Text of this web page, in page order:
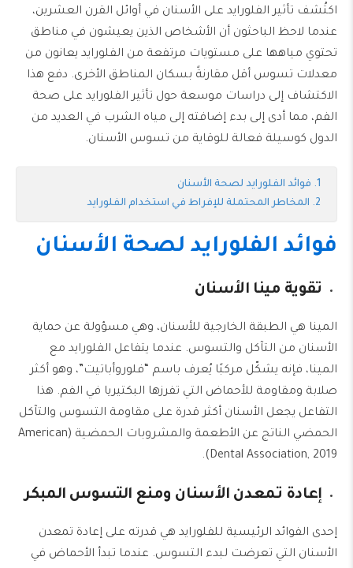
اكتُشف تأثير الفلورايد على الأسنان في أوائل القرن العشرين،
عندما لاحظ الباحثون أن الأشخاص الذين يعيشون في مناطق
تحتوي مياهها على مستويات مرتفعة من الفلورايد يعانون من
معدلات تسوس أقل مقارنةً بسكان المناطق الأخرى. دفع هذا
الاكتشاف إلى دراسات موسعة حول تأثير الفلورايد على صحة
الفم، مما أدى إلى بدء إضافته إلى مياه الشرب في العديد من
الدول كوسيلة فعالة للوقاية من تسوس الأسنان.
فوائد الفلورايد لصحة الأسنان
المخاطر المحتملة للإفراط في استخدام الفلورايد
فوائد الفلورايد لصحة الأسنان
تقوية مينا الأسنان
المينا هي الطبقة الخارجية للأسنان، وهي مسؤولة عن حماية
الأسنان من التآكل والتسوس. عندما يتفاعل الفلورايد مع
المينا، فإنه يشكّل مركبًا يُعرف باسم “فلوروأباتيت”، وهو أكثر
صلابة ومقاومة للأحماض التي تفرزها البكتيريا في الفم. هذا
التفاعل يجعل الأسنان أكثر قدرة على مقاومة التسوس والتآكل
الحمضي الناتج عن الأطعمة والمشروبات الحمضية (American
Dental Association, 2019).
إعادة تمعدن الأسنان ومنع التسوس المبكر
إحدى الفوائد الرئيسية للفلورايد هي قدرته على إعادة تمعدن
الأسنان التي تعرضت لبدء التسوس. عندما تبدأ الأحماض في